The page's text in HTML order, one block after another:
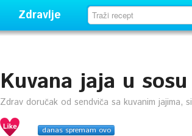
Zdravlje
Kuvana jaja u sosu
Zdrav doručak od sendviča sa kuvanim jajima,
danas spremam ovo